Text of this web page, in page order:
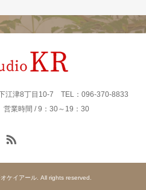
江津8丁目10-7 TEL：096-370-8833
業時間 / 9：30～19：30
ケイアール. All rights reserved.